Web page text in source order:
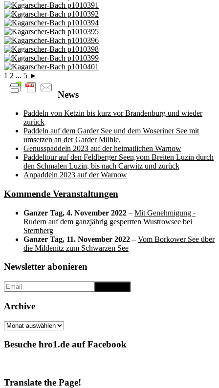
1 2 ... 5 ►
News
Paddeln von Ketzin bis kurz vor Brandenburg und wieder
zurück
Paddeln auf dem Garder See und dem Woseriner See mit
umsetzen an der Garder Mühle.
Genusspaddeln 2023 auf der heimatlichen Warnow
Paddeltour auf den Feldberger Seen,vom Breiten Luzin durch
den Schmalen Luzin, bis nach Carwitz und zurück
Anpaddeln 2023 auf der Warnow
Kommende Veranstaltungen
Ganzer Tag, 4. November 2022 – Mit Genehmigung -
Rudern auf dem ganzjährig gesperrten Wustrowsee bei
Sternberg
Ganzer Tag, 11. November 2022 – Vom Borkower See über
die Mildenitz zum Schwarzen See
Newsletter abonieren
Archive
Archive
Besuche hro1.de auf Facebook
Translate the Page!